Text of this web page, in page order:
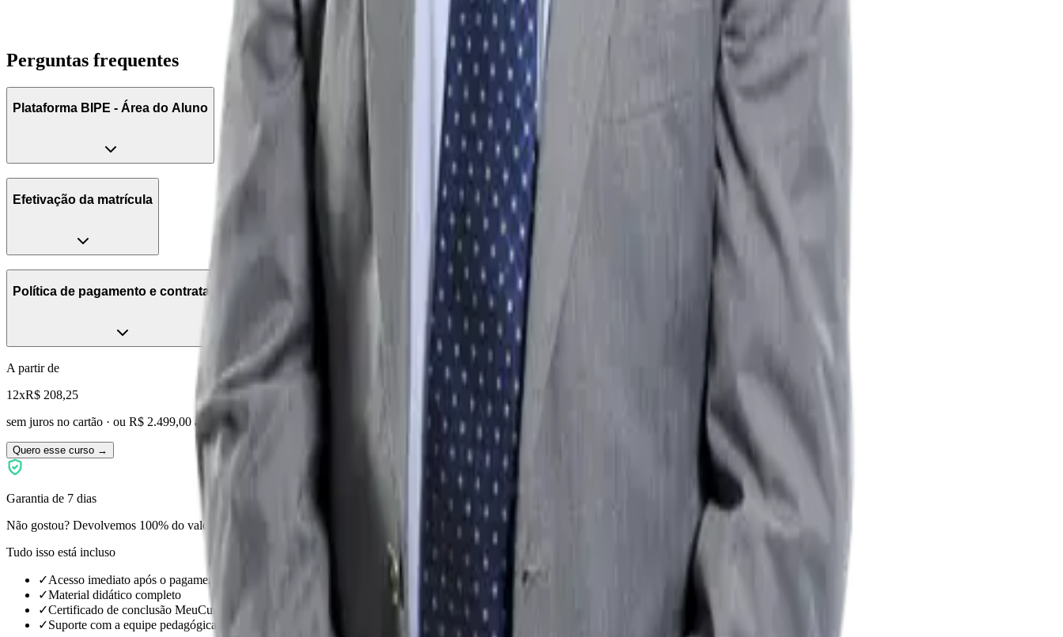
Procurador da Fazenda Nacional. Especialista em Direito Tributário pela Universidade de São Paulo - USP. Professor de Direito Administrativo e Tributário do Meu Curso.
Perguntas frequentes
Plataforma BIPE - Área do Aluno
Efetivação da matrícula
Política de pagamento e contratação
A partir de
12xR$ 208,25
sem juros no cartão · ou R$ 2.499,00 à vista R$ 4.998,00
Quero esse curso →
Garantia de 7 dias
Não gostou? Devolvemos 100% do valor.
Tudo isso está incluso
✓Acesso imediato após o pagamento
✓Material didático completo
✓Certificado de conclusão MeuCurso
✓Suporte com a equipe pedagógica